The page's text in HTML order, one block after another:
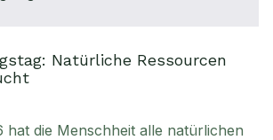
Natürliche Ressourcen
hat die Menschheit alle natürlichen